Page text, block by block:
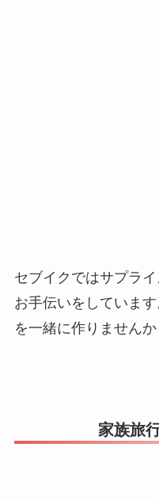
セブイクではサプラ
お手伝いをしていま
を一緒に作りませんか
家族旅